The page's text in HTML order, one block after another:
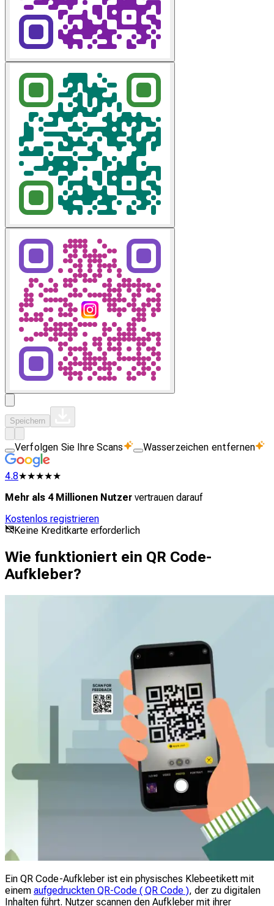
Speichern
Verfolgen Sie Ihre Scans Wasserzeichen entfernen
4.8★★★★★
Mehr als 4 Millionen Nutzer vertrauen darauf
Kostenlos registrieren
Keine Kreditkarte erforderlich
Wie funktioniert ein QR Code-
Aufkleber?
Ein QR Code-Aufkleber ist ein physisches Klebeetikett mit
einem aufgedruckten QR-Code ( QR Code ), der zu digitalen
Inhalten führt. Nutzer scannen den Aufkleber mit ihrer